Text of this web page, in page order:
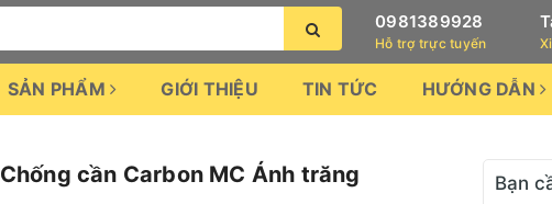
0981389928
Hỗ trợ trực tuyến
SẢN PHẨM GIỚI THIỆU TIN TỨC HƯỚNG DẪN
Chống cần Carbon MC Ánh trăng Bạn